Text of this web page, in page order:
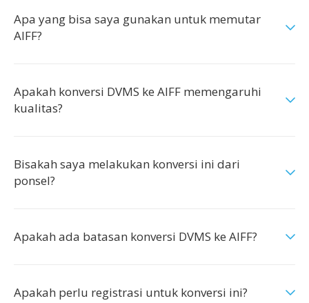
Apa yang bisa saya gunakan untuk memutar
AIFF?
Apakah konversi DVMS ke AIFF memengaruhi
kualitas?
Bisakah saya melakukan konversi ini dari
ponsel?
Apakah ada batasan konversi DVMS ke AIFF?
Apakah perlu registrasi untuk konversi ini?